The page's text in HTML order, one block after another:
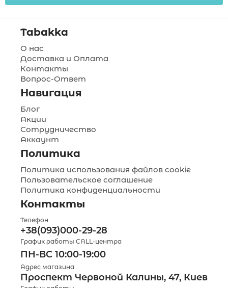
Tabakka
О нас
Доставка и Оплата
Контакты
Вопрос-Ответ
Навигация
Блог
Акции
Сотрудничество
Аккаунт
Политика
Политика использования файлов cookie
Пользовательское соглашение
Политика конфиденциальности
Контакты
Телефон
+38(093)000-29-28
График работы CALL-центра
ПН-ВС 10:00-19:00
Адрес магазина
Проспект Червоной Калины, 47, Киев